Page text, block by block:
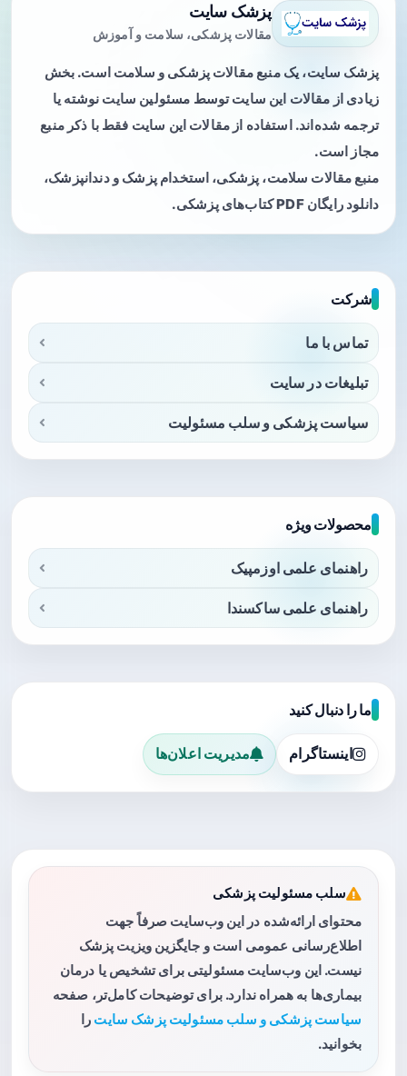
پزشک سایت
مقالات پزشکی، سلامت و آموزش
پزشک سایت، یک منبع مقالات پزشکی و سلامت است. بخش
زیادی از مقالات این سایت توسط مسئولین سایت نوشته یا
ترجمه شده‌اند. استفاده از مقالات این سایت فقط با ذکر منبع
مجاز است.
منبع مقالات سلامت، پزشکی، استخدام پزشک و دندانپزشک،
دانلود رایگان PDF کتاب‌های پزشکی.
شرکت
تماس با ما
تبلیغات در سایت
سیاست پزشکی و سلب مسئولیت
محصولات ویژه
راهنمای علمی اوزمپیک
راهنمای علمی ساکسندا
ما را دنبال کنید
اینستاگرام مدیریت اعلان‌ها
سلب مسئولیت پزشکی
محتوای ارائه‌شده در این وب‌سایت صرفاً جهت
اطلاع‌رسانی عمومی است و جایگزین ویزیت پزشک
نیست. این وب‌سایت مسئولیتی برای تشخیص یا درمان
بیماری‌ها به همراه ندارد. برای توضیحات کامل‌تر، صفحه
سیاست پزشکی و سلب مسئولیت پزشک سایت را
بخوانید.